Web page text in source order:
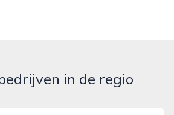
in de regio